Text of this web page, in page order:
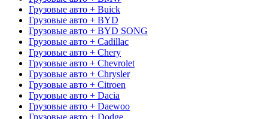
Грузовые авто + Buick
Грузовые авто + BYD
Грузовые авто + BYD SONG
Грузовые авто + Cadillac
Грузовые авто + Chery
Грузовые авто + Chevrolet
Грузовые авто + Chrysler
Грузовые авто + Citroen
Грузовые авто + Dacia
Грузовые авто + Daewoo
Грузовые авто + Dodge